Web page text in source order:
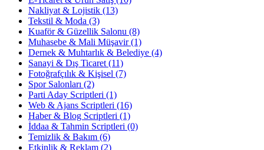
Nakliyat & Lojistik (13)
Tekstil & Moda (3)
Kuaför & Güzellik Salonu (8)
Muhasebe & Mali Müşavir(1)
Dernek & Muhtarlık & Belediye (4)
Sanayi & Dış Ticaret(11)
Fotoğrafçılık & Kişisel (7)
Spor Salonları (2)
Parti Aday Scriptleri (1)
Web & Ajans Scriptleri (16)
Haber & Blog Scriptleri (1)
İddaa & Tahmin Scriptleri (0)
Temizlik & Bakım (6)
Etkinlik & Reklam (2)